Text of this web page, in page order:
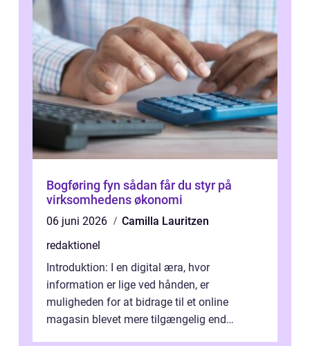
Bogføring fyn sådan får du styr på
virksomhedens økonomi
06 juni 2026
Camilla Lauritzen
redaktionel
Introduktion: I en digital æra, hvor
information er lige ved hånden, er
muligheden for at bidrage til et online
magasin blevet mere tilgængelig end